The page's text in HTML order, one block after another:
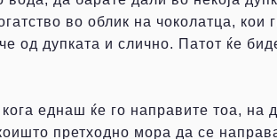
во облик на чоколатца, кои
од дупката и слично. Патот ќе
еднаш ќе го направите тоа, на
претходно мора да се